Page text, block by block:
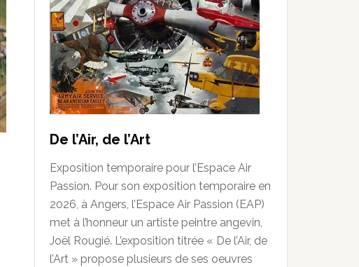
De l’Air, de l’Art
Exposition temporaire pour l’Espace Air
Passion. Pour son exposition temporaire en
2026, à Angers, l’Espace Air Passion (EAP)
met à l’honneur un artiste peintre angevin,
Joël Rougié. L’exposition titrée « De l’Air, de
l’Art » propose plusieurs de ses oeuvres